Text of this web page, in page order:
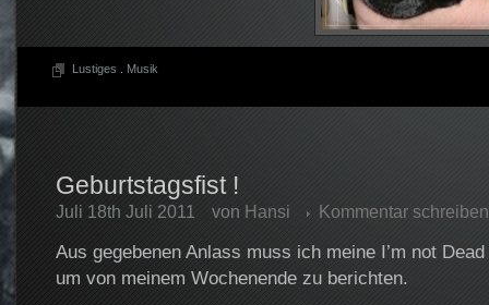
Lustiges Musik
Geburtstagsfist !
Juli 18th Juli 2011 von Hansi Kommentar schreiben
Aus gegebenen Anlass muss ich meine I’m not
um von meinem Wochenende zu berichten.